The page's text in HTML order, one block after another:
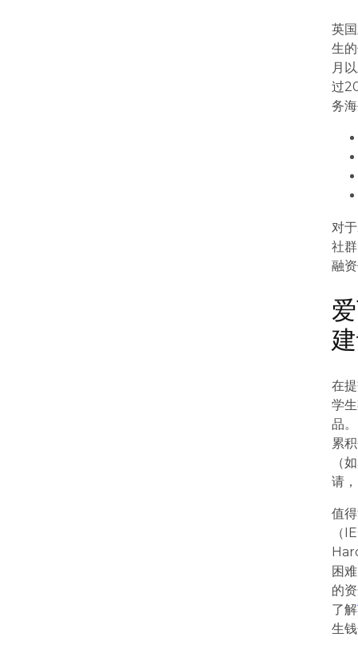
英
生
月
过
务
对
社
融
在
学
品
累
（
请
值
（
困
的
了解
生